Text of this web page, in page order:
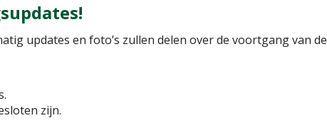
updates en foto’s zullen delen over de voortgang van de
zijn.